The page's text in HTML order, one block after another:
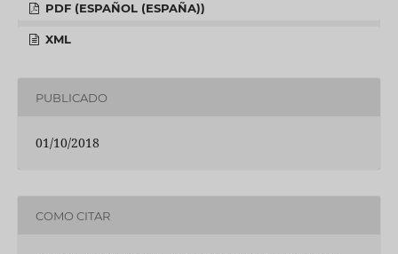
PDF (ESPAÑOL (ESPAÑA))
XML
PUBLICADO
01/10/2018
COMO CITAR